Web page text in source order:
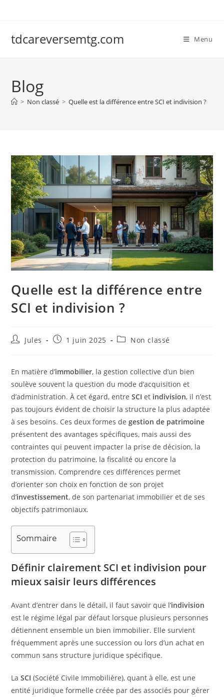
tdcareversemtg.com Menu
Blog
> Non classé > Quelle est la différence entre SCI et indivision ?
Quelle est la différence entre
SCI et indivision ?
Auteur/autrice
publication :
Jules
Publication
1 juin 2025
PostNon classé
En matière d’immobilier, la gestion collective d’un bien
soulève souvent la question du mode d’acquisition et
d’administration. À cet égard, entreSCI et indivision, il n’est
pas toujours évident de choisir la structure la plus adaptée
à ses besoins. Ces deux formes degestion de patrimoine
présentent des avantages spécifiques, mais aussi des
contraintes qui peuvent impacter la prise de décision, la
protection du patrimoine, la fiscalité ou encore la
transmission. Comprendre ces différences permet
d’orienter son choix en fonction de son projet
d’investissement, de son partenariat immobilier et de ses
objectifs patrimoniaux.
Sommaire
Définir clairement SCI et indivision pour
mieux saisir leurs différences
Avant d’entrer dans le détail, il faut savoir que l’indivision
est le régime légal par défaut lorsque plusieurs personnes
détiennent ensemble un bien immobilier. Elle survient
fréquemment après une succession ou lors d’un achat en
commun sans structure juridique spécifique.
LaSCI (Société Civile Immobilière), quant à elle, est une
entité juridique formelle créée par des associés pour gérer